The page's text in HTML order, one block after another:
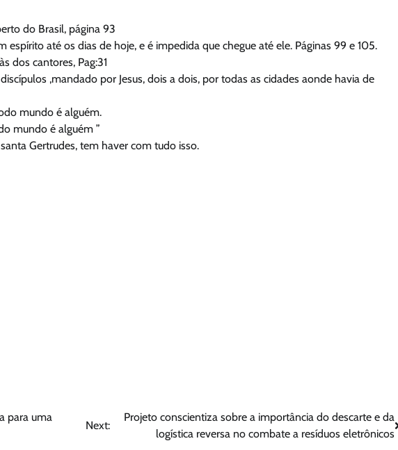
do Brasil, página 93
espírito até os dias de hoje, e é impedida que chegue até ele. Páginas 99 e 105.
dos cantores, Pag:31
,mandado por Jesus, dois a dois, por todas as cidades aonde havia de
mundo é alguém.
mundo é alguém ”
Gertrudes, tem haver com tudo isso.
para uma
Next:
Projeto conscientiza sobre a importância do descarte e da
logística reversa no combate a resíduos eletrônicos